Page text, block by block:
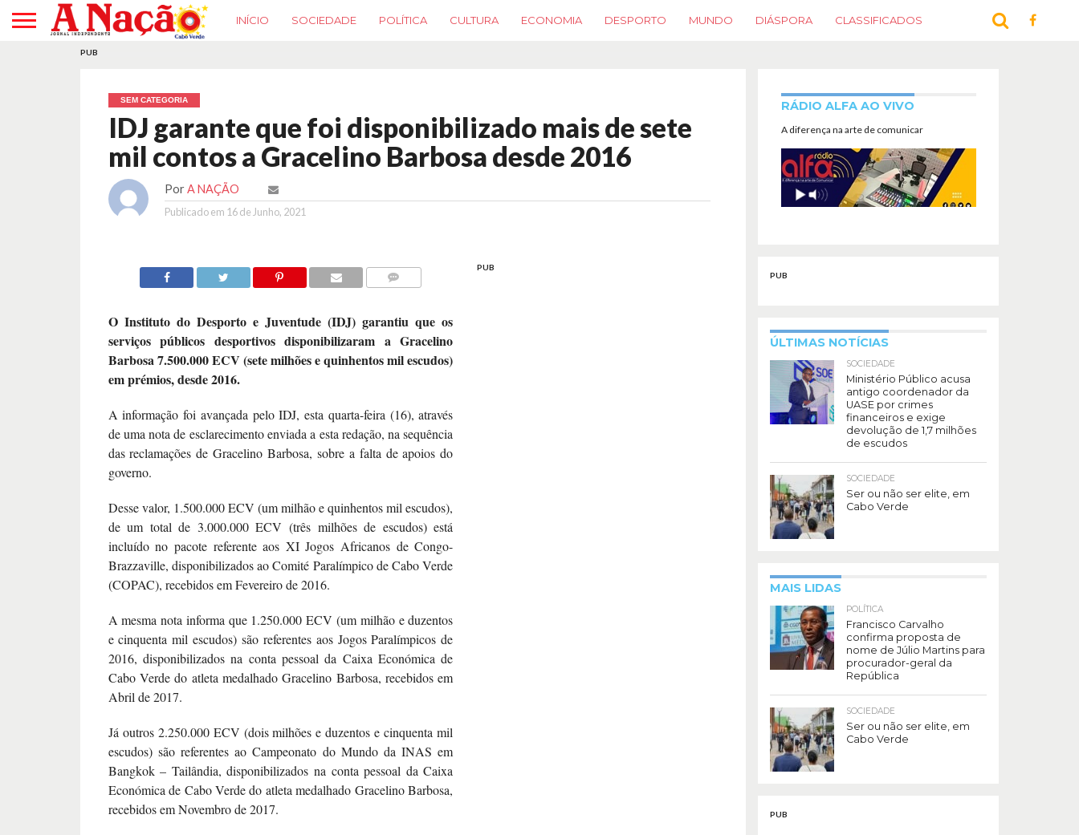
INÍCIO SOCIEDADE POLÍTICA CULTURA ECONOMIA DESPORTO MUNDO DIÁSPORA CLASSIFICADOS
PUB
SEM CATEGORIA
IDJ garante que foi disponibilizado mais de sete
mil contos a Gracelino Barbosa desde 2016
Por A NAÇÃO
Publicado em 16 de Junho, 2021
O Instituto do Desporto e Juventude (IDJ) garantiu que os
serviços públicos desportivos disponibilizaram a Gracelino
Barbosa 7.500.000 ECV (sete milhões e quinhentos mil escudos)
em prémios, desde 2016.
A informação foi avançada pelo IDJ, esta quarta-feira (16), através
de uma nota de esclarecimento enviada a esta redação, na sequência
das reclamações de Gracelino Barbosa, sobre a falta de apoios do
governo.
Desse valor, 1.500.000 ECV (um milhão e quinhentos mil escudos),
de um total de 3.000.000 ECV (três milhões de escudos) está
incluído no pacote referente aos XI Jogos Africanos de Congo-
Brazzaville, disponibilizados ao Comité Paralímpico de Cabo Verde
(COPAC), recebidos em Fevereiro de 2016.
A mesma nota informa que 1.250.000 ECV (um milhão e duzentos
e cinquenta mil escudos) são referentes aos Jogos Paralímpicos de
2016, disponibilizados na conta pessoal da Caixa Económica de
Cabo Verde do atleta medalhado Gracelino Barbosa, recebidos em
Abril de 2017.
Já outros 2.250.000 ECV (dois milhões e duzentos e cinquenta mil
escudos) são referentes ao Campeonato do Mundo da INAS em
Bangkok – Tailândia, disponibilizados na conta pessoal da Caixa
Económica de Cabo Verde do atleta medalhado Gracelino Barbosa,
recebidos em Novembro de 2017.
PUB
RÁDIO ALFA AO VIVO
A diferença na arte de comunicar
PUB
ÚLTIMAS NOTÍCIAS
SOCIEDADE
Ministério Público acusa
antigo coordenador da
UASE por crimes
financeiros e exige
devolução de 1,7 milhões
de escudos
SOCIEDADE
Ser ou não ser elite, em
Cabo Verde
MAIS LIDAS
POLÍTICA
Francisco Carvalho
confirma proposta de
nome de Júlio Martins para
procurador-geral da
República
SOCIEDADE
Ser ou não ser elite, em
Cabo Verde
PUB